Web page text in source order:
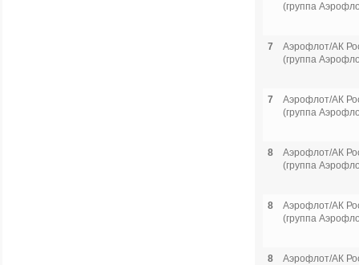
(группа
7
Аэрофлот/АК
(группа
7
Аэрофлот/АК
(группа
8
Аэрофлот/АК
(группа
8
Аэрофлот/АК
(группа
8
Аэрофлот/АК